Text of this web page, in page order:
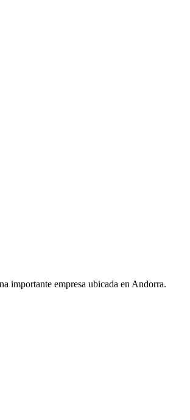
importante empresa ubicada en Andorra.